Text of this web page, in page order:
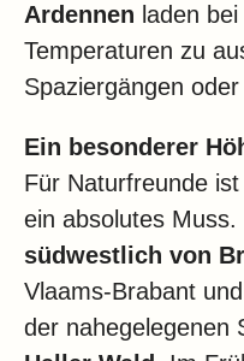
Ardennen laden
Temperaturen zu
Spaziergängen
Ein besonderer
Für Naturfreunde
ein absolutes
südwestlich von
Vlaams-Brabant
der nahegelegenen